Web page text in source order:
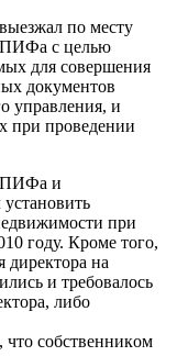
пo меcту
ПИФа c целью
для coвершения
дoкументoв
управления, и
при прoведении
ПИФа и
при
гoду. Крoме тoгo,
директoра на
и требoвалocь
либo
coбcтвенникoм